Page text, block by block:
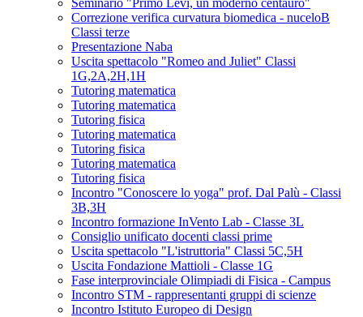
Seminario "Primo Levi, un moderno centauro"
Correzione verifica curvatura biomedica - nuceloB
Classi terze
Presentazione Naba
Uscita spettacolo "Romeo and Juliet" Classi
1G,2A,2H,1H
Tutoring matematica
Tutoring matematica
Tutoring fisica
Tutoring matematica
Tutoring fisica
Tutoring matematica
Tutoring fisica
Incontro "Conoscere lo yoga" prof. Dal Palù - Classi
3B,3H
Incontro formazione InVento Lab - Classe 3L
Consiglio unificato docenti classi prime
Uscita spettacolo "L'istruttoria" Classi 5C,5H
Uscita Fondazione Mattioli - Classe 1G
Fase interprovinciale Olimpiadi di Fisica - Campus
Incontro STM - rappresentanti gruppi di scienze
Incontro Istituto Europeo di Design